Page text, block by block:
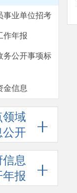
事业单位招考
作年报
务公开事项标
金信息
领域
公开
信息
报